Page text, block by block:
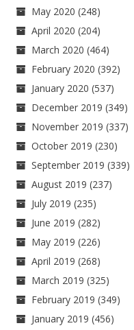
May 2020 (248)
April 2020 (204)
March 2020 (464)
February 2020 (392)
January 2020 (537)
December 2019 (349)
November 2019 (337)
October 2019 (230)
September 2019 (339)
August 2019 (237)
July 2019 (235)
June 2019 (282)
May 2019 (226)
April 2019 (268)
March 2019 (325)
February 2019 (349)
January 2019 (456)